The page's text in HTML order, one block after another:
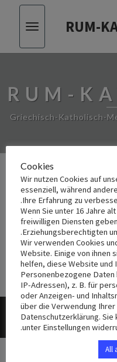
RUM-
Toggle
RUM-
Griechisch-Katholisch-
Cookies
Wir nutzen Cookies auf
essenziell, während
Ihre Erfahrung zu
Wenn Sie unter 16 Jahre
freiwilligen Diensten
Erziehungsberechtigten
Wir verwenden Cookies
Website. Einige von ihnen
helfen, diese Website und
Personenbezogene
IP-Adressen), z. B. für
oder Anzeigen- und
über die Verwendung
Datenschutzerklärung.
unter Einstellungen
All